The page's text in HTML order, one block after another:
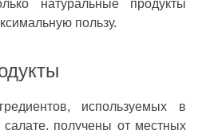
натуральные продукты
пользу.
используемых в
получены от местных